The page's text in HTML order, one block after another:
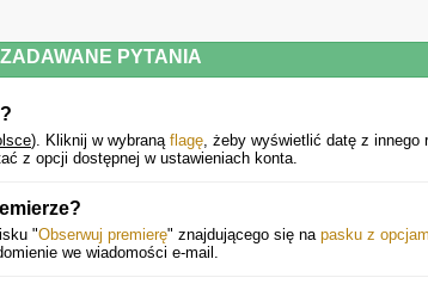
PYTANIA
). Kliknij w wybraną flagę, żeby wyświetlić datę z innego
z opcji dostępnej w ustawieniach konta.
"Obserwuj premierę" znajdującego się na pasku z
we wiadomości e-mail.
NOWA KSIĄŻKA HUBERT